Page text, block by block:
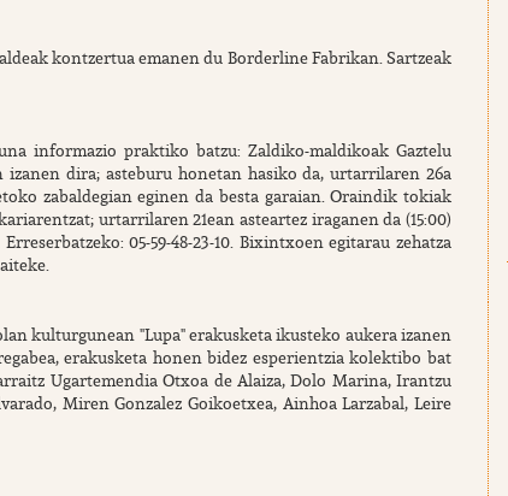
kontzertua emanen du Borderline Fabrikan. Sartzeak
informazio praktiko batzu: Zaldiko-maldikoak Gaztelu
dira; asteburu honetan hasiko da, urtarrilaren 26a
zabaldegian eginen da besta garaian. Oraindik tokiak
urtarrilaren 21ean asteartez iraganen da (15:00)
05-59-48-23-10. Bixintxoen egitarau zehatza
kulturgunean "Lupa" erakusketa ikusteko aukera izanen
erakusketa honen bidez esperientzia kolektibo bat
Ugartemendia Otxoa de Alaiza, Dolo Marina, Irantzu
Miren Gonzalez Goikoetxea, Ainhoa Larzabal, Leire